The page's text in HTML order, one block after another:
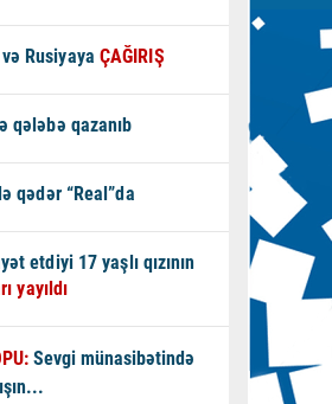
Rusiyaya ÇAĞIRIŞ
qələbə qazanıb
qədər “Real”da
etdiyi 17 yaşlı qızının
yayıldı
Sevgi münasibətində